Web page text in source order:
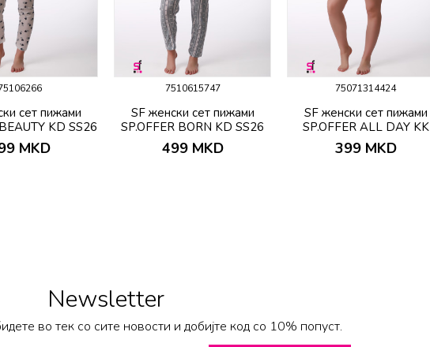
сет пижами
KD SS26
MKD
7510615747
SF женски сет пижами
SP.OFFER BORN KD SS26
499 MKD
75071314424
SF женски сет пижами
SP.OFFER ALL DAY KK
SS26
399 MKD
Newsletter
во тек со сите новости и добијте код со 10% попуст.